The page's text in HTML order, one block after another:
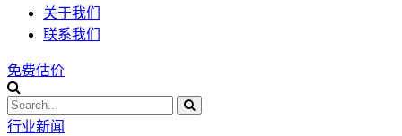
关于我们
联系我们
免费估价
行业新闻